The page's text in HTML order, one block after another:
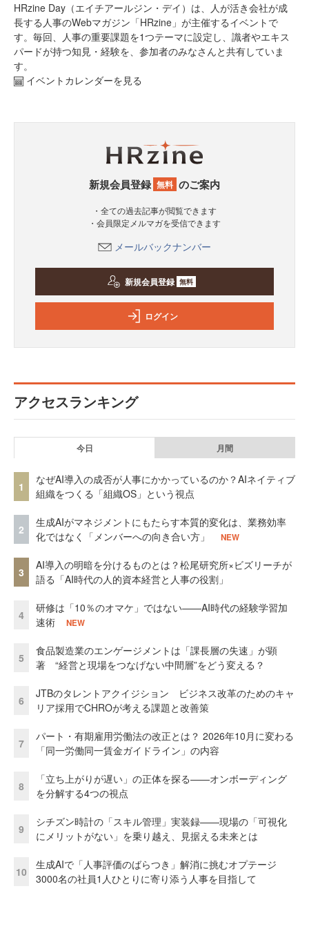
HRzine Day（エイチアールジン・デイ）は、人が活き会社が成
長する人事のWebマガジン「HRzine」が主催するイベントで
す。毎回、人事の重要課題を1つテーマに設定し、識者やエキス
パードが持つ知見・経験を、参加者のみなさんと共有していま
す。
イベントカレンダーを見る
新規会員登録 無料 のご案内
・全ての過去記事が閲覧できます
・会員限定メルマガを受信できます
メールバックナンバー
新規会員登録 無料
ログイン
アクセスランキング
今日 月間
1
なぜAI導入の成否が人事にかかっているのか？AIネイティブ
組織をつくる「組織OS」という視点
2
生成AIがマネジメントにもたらす本質的変化は、業務効率
化ではなく「メンバーへの向き合い方」
NEW
3
AI導入の明暗を分けるものとは？松尾研究所×ビズリーチが
語る「AI時代の人的資本経営と人事の役割」
4
研修は「10％のオマケ」ではない——AI時代の経験学習加
速術
NEW
5
食品製造業のエンゲージメントは「課長層の失速」が顕
著 “経営と現場をつなげない中間層”をどう変える？
6
JTBのタレントアクイジション ビジネス改革のためのキャ
リア採用でCHROが考える課題と改善策
7
パート・有期雇用労働法の改正とは？ 2026年10月に変わる
「同一労働同一賃金ガイドライン」の内容
8
「立ち上がりが遅い」の正体を探る——オンボーディング
を分解する4つの視点
9
シチズン時計の「スキル管理」実装録——現場の「可視化
にメリットがない」を乗り越え、見据える未来とは
10
生成AIで「人事評価のばらつき」解消に挑むオプテージ
3000名の社員1人ひとりに寄り添う人事を目指して